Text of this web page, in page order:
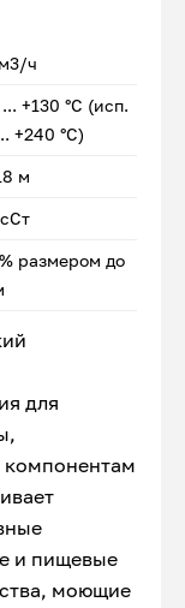
ч
+130 °С (исп.
+240 °С)
м
размером до
для
компонентам
и пищевые
моющие